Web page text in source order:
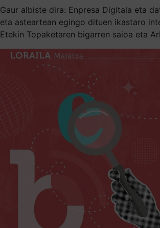
Gaur albiste dira: Enpresa Digitala eta
eta asteartean egingo dituen ikastaro
Etekin Topaketaren bigarren saioa eta